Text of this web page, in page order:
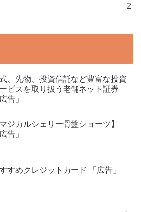
2
、先物、投資信託など豊富な投資
ビスを取り扱う老舗ネット証券
広告」
マジカルシェリー骨盤ショーツ】
広告」
すめクレジットカード 「広告」